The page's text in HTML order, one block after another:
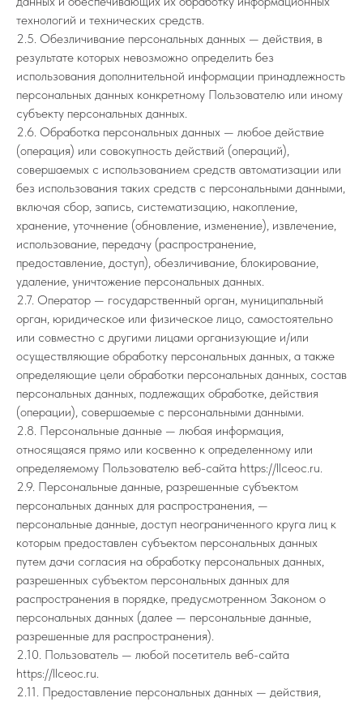
технологий и технических средств.
2.5. Обезличивание персональных данных — действия, в
результате которых невозможно определить без
использования дополнительной информации принадлежность
персональных данных конкретному Пользователю или иному
субъекту персональных данных.
2.6. Обработка персональных данных — любое действие
(операция) или совокупность действий (операций),
совершаемых с использованием средств автоматизации или
без использования таких средств с персональными данными,
включая сбор, запись, систематизацию, накопление,
хранение, уточнение (обновление, изменение), извлечение,
использование, передачу (распространение,
предоставление, доступ), обезличивание, блокирование,
удаление, уничтожение персональных данных.
2.7. Оператор — государственный орган, муниципальный
орган, юридическое или физическое лицо, самостоятельно
или совместно с другими лицами организующие и/или
осуществляющие обработку персональных данных, а также
определяющие цели обработки персональных данных, состав
персональных данных, подлежащих обработке, действия
(операции), совершаемые с персональными данными.
2.8. Персональные данные — любая информация,
относящаяся прямо или косвенно к определенному или
определяемому Пользователю веб-сайта https://llceoc.ru.
2.9. Персональные данные, разрешенные субъектом
персональных данных для распространения, —
персональные данные, доступ неограниченного круга лиц к
которым предоставлен субъектом персональных данных
путем дачи согласия на обработку персональных данных,
разрешенных субъектом персональных данных для
распространения в порядке, предусмотренном Законом о
персональных данных (далее — персональные данные,
разрешенные для распространения).
2.10. Пользователь — любой посетитель веб-сайта
https://llceoc.ru.
2.11. Предоставление персональных данных — действия,